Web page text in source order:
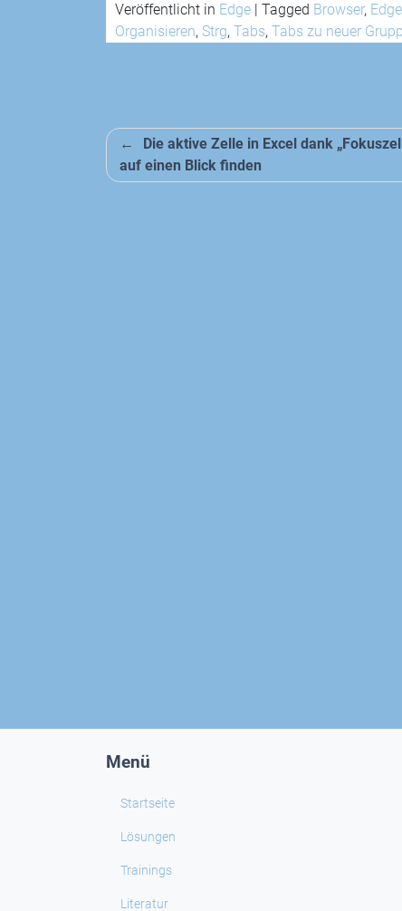
Veröffentlicht in Edge Tagged Browser, Edge
Organisieren, Strg, Tabs, Tabs zu neuer
Beitragsnavigation
Die aktive Zelle in Excel dank
auf einen Blick finden
Menü
Startseite
Lösungen
Trainings
Literatur